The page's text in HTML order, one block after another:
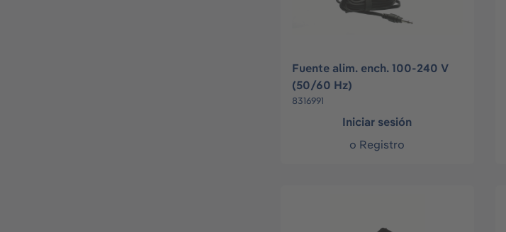
Fuente alim. ench. 100-240 V
(50/60 Hz)
8316991
Iniciar sesión
o Registro